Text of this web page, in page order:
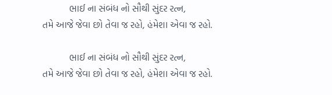
ભાઈ ના સંબંધ નો સૌથી સુંદર રત્ન,
તમે આજે જેવા છો તેવા જ રહો, હંમેશા એવા જ રહો.
ભાઈ ના સંબંધ નો સૌથી સુંદર રત્ન,
તમે આજે જેવા છો તેવા જ રહો, હંમેશા એવા જ રહો.